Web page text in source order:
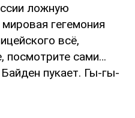
ложную
гегемония
всё,
посмотрите сами…
пукает. Гы-гы-